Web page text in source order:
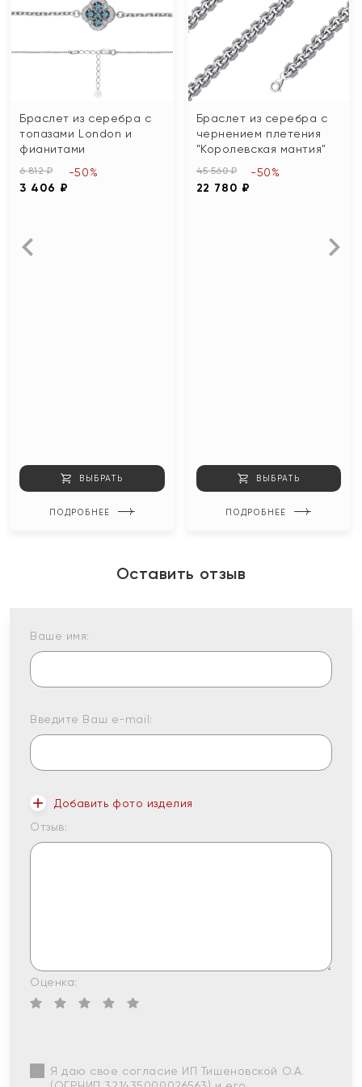
Браслет из серебра с
топазами London и
фианитами
6 812 ₽
3 406 ₽
-50%
ВЫБРАТЬ
ПОДРОБНЕЕ
Браслет из серебра с
чернением плетения
"Королевская мантия"
45 560 ₽
22 780 ₽
-50%
ВЫБРАТЬ
ПОДРОБНЕЕ
Оставить отзыв
Ваше имя:
Введите Ваш e-mail:
Добавить фото изделия
Отзыв:
Оценка:
Я даю свое согласие ИП Тишеновской О.А.